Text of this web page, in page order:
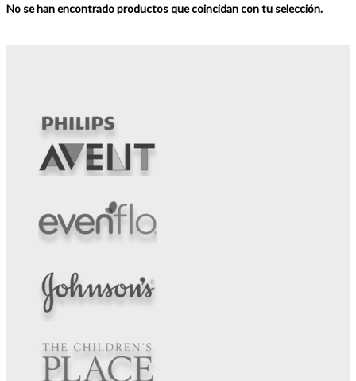
No se han encontrado productos que coincidan con tu selección.